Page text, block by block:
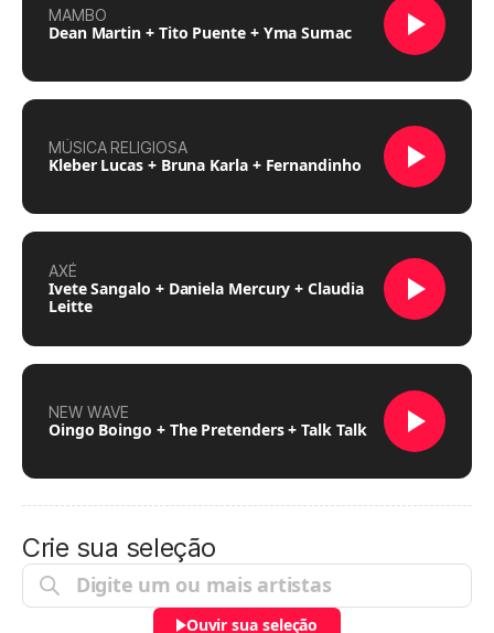
MAMBO
Dean Martin + Tito Puente + Yma Sumac
MÚSICA RELIGIOSA
Kleber Lucas + Bruna Karla + Fernandinho
AXÉ
Ivete Sangalo + Daniela Mercury + Claudia
Leitte
NEW WAVE
Oingo Boingo + The Pretenders + Talk Talk
Crie sua seleção
Ouvir sua seleção